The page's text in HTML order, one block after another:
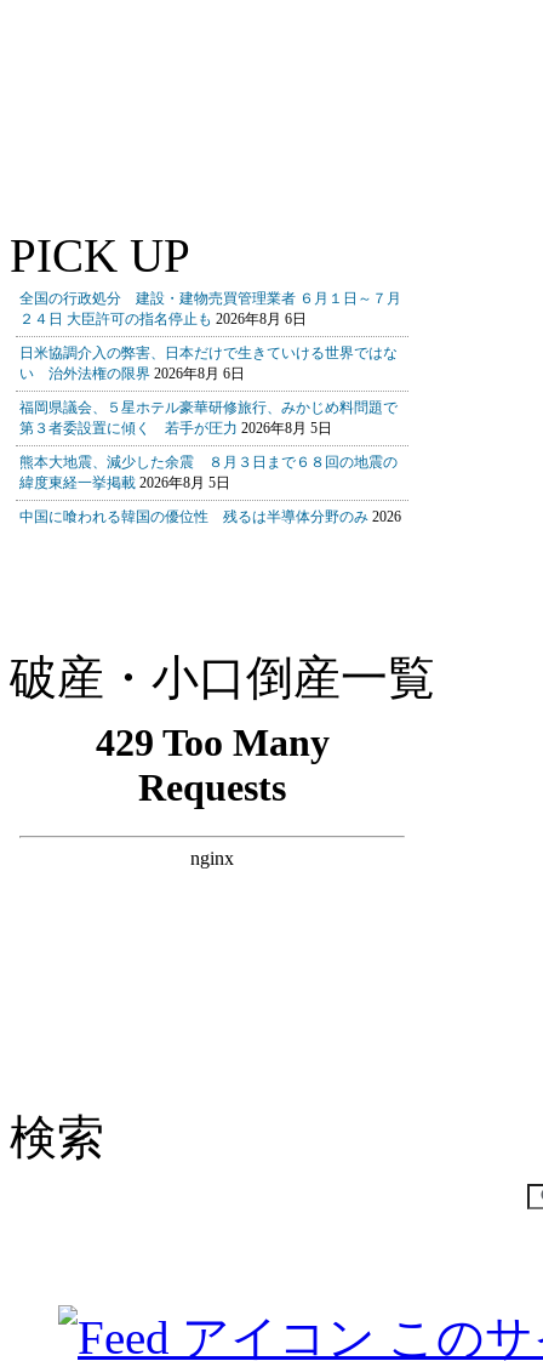
PICK UP
破産・小口倒産一覧
検索
この